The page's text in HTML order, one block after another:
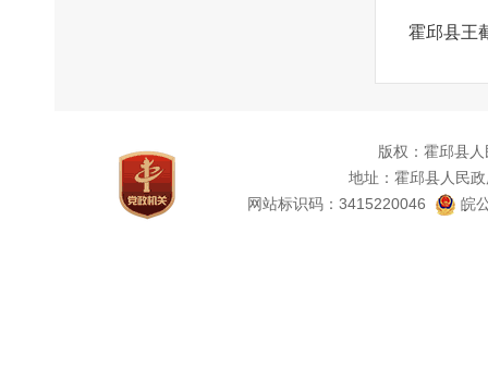
霍邱县王
版权：霍邱县
地址：霍邱县人民
网站标识码：3415220046
皖